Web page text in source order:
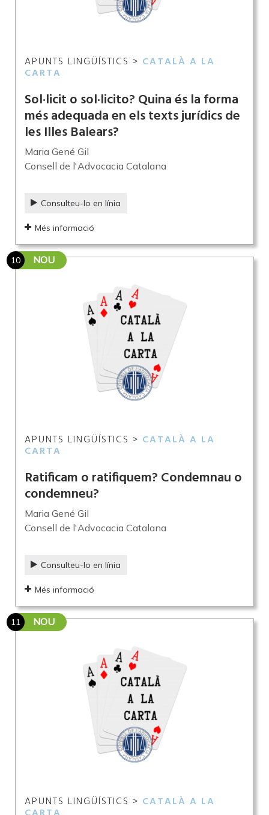
APUNTS LINGÜÍSTICS > CATALÀ A LA
CARTA
Sol·licit o sol·licito? Quina és la forma
més adequada en els texts jurídics de
les Illes Balears?
Maria Gené Gil
Consell de l'Advocacia Catalana
Consulteu-lo en línia
Més informació
10 NOU
APUNTS LINGÜÍSTICS > CATALÀ A LA
CARTA
Ratificam o ratifiquem? Condemnau o
condemneu?
Maria Gené Gil
Consell de l'Advocacia Catalana
Consulteu-lo en línia
Més informació
11 NOU
APUNTS LINGÜÍSTICS > CATALÀ A LA